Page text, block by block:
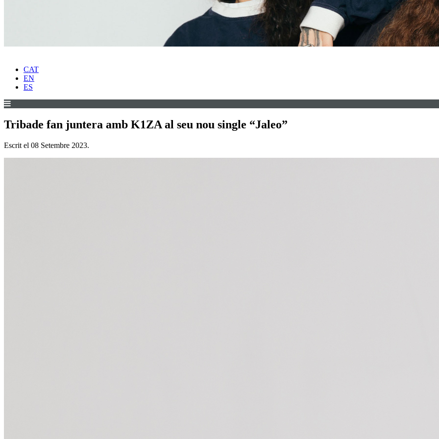
CAT
EN
ES
Tribade fan juntera amb K1ZA al seu nou single “Jaleo”
Escrit el 08 Setembre 2023.